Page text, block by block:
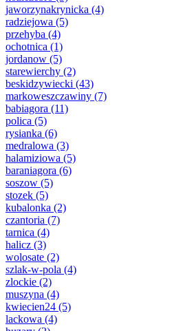
jaworzynakrynicka (4)
radziejowa (5)
przehyba (4)
ochotnica (1)
jordanow (5)
starewierchy (2)
beskidzywiecki (43)
markoweszczawiny (7)
babiagora (11)
polica (5)
rysianka (6)
medralowa (3)
halamiziowa (5)
baraniagora (6)
soszow (5)
stozek (5)
kubalonka (2)
czantoria (7)
tarnica (4)
halicz (3)
wolosate (2)
szlak-w-pola (4)
zlockie (2)
muszyna (4)
kwiecien24 (5)
lackowa (4)